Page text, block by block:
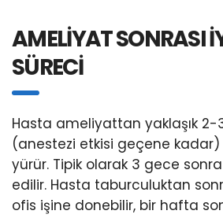
AMELİYAT SONRASI
SÜRECİ
Hasta ameliyattan yaklaşık
(anestezi etkisi geçene
yürür. Tipik olarak 3 gece
edilir. Hasta taburculuktan
ofis işine donebilir, bir hafta